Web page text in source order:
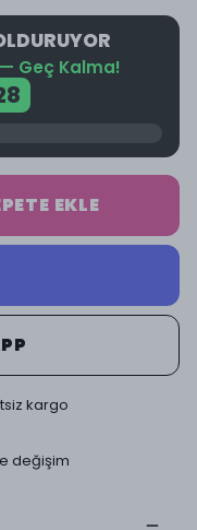
Geç Kalma!
EKLE
kargo
değişim